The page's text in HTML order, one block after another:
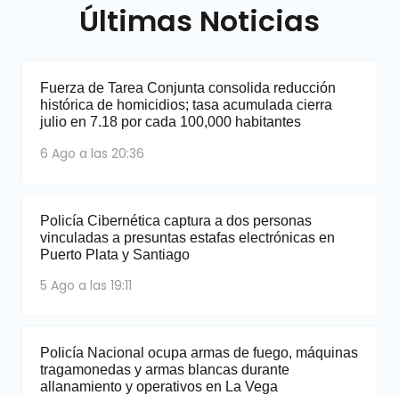
Últimas Noticias
Fuerza de Tarea Conjunta consolida reducción
histórica de homicidios; tasa acumulada cierra
julio en 7.18 por cada 100,000 habitantes
6 Ago a las 20:36
Policía Cibernética captura a dos personas
vinculadas a presuntas estafas electrónicas en
Puerto Plata y Santiago
5 Ago a las 19:11
Policía Nacional ocupa armas de fuego, máquinas
tragamonedas y armas blancas durante
allanamiento y operativos en La Vega